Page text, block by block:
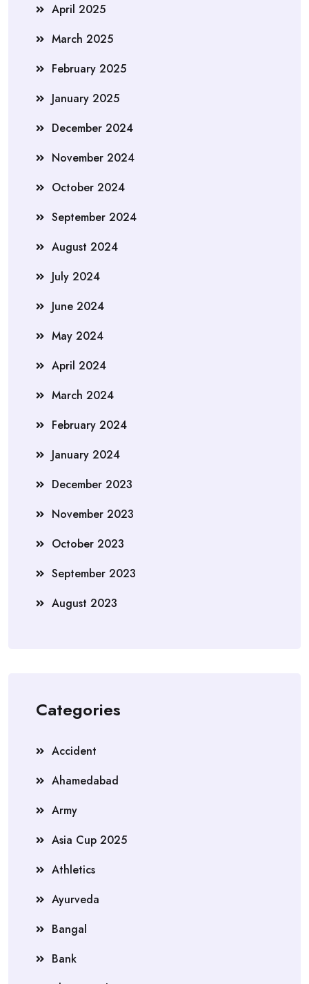
April 2025
March 2025
February 2025
January 2025
December 2024
November 2024
October 2024
September 2024
August 2024
July 2024
June 2024
May 2024
April 2024
March 2024
February 2024
January 2024
December 2023
November 2023
October 2023
September 2023
August 2023
Categories
Accident
Ahamedabad
Army
Asia Cup 2025
Athletics
Ayurveda
Bangal
Bank